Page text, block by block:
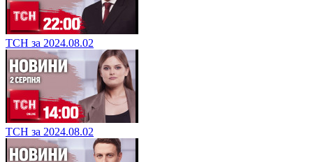
ТСН за 2024.08.02
ТСН за 2024.08.02